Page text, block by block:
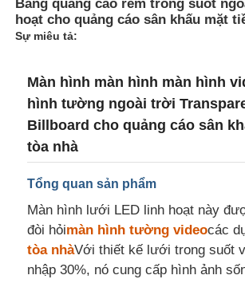
Kiểm soát chất lượng
Liên hệ với chúng tôi
Tất cả các trường hợp
Bảng quảng cáo rèm trong suốt
hoạt cho quảng cáo sân khấu mặt
Sự miêu tả:
Màn hình màn hình màn hình
hình tường ngoài trời
Billboard cho quảng cáo sân
tòa nhà
Tổng quan sản phẩm
Màn hình lưới LED linh hoạt này
đòi hỏimàn hình tường videocác
tòa nhàVới thiết kế lưới trong suốt
nhập 30%, nó cung cấp hình ảnh